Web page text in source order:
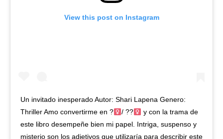
View this post on Instagram
Un invitado inesperado Autor: Shari Lapena Genero:
Thriller Amo convertirme en ?‍
/ ??‍
y con la trama de
este libro desempeñe bien mi papel. Intriga, suspenso y
misterio son los adjetivos que utilizaría para describir este